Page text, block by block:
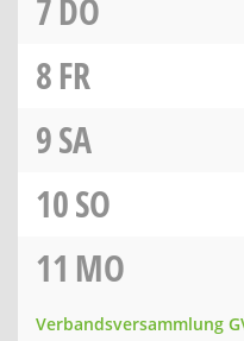
7DO
8FR
9SA
10SO
11 MO
Verbandsversammlung